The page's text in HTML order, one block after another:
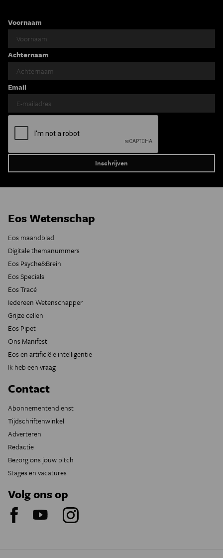
Voornaam
Achternaam
Email
Eos Wetenschap
Eos maandblad
Digitale themanummers
Eos Psyche&Brein
Eos Specials
Eos Tracé
Iedereen Wetenschapper
Grijze cellen
Eos Pipet
Ons Manifest
Eos en artificiële intelligentie
Ik heb een vraag
Contact
Abonnementendienst
Tijdschriftenwinkel
Adverteren
Redactie
Bezorg ons jouw pitch
Stages en vacatures
Volg ons op